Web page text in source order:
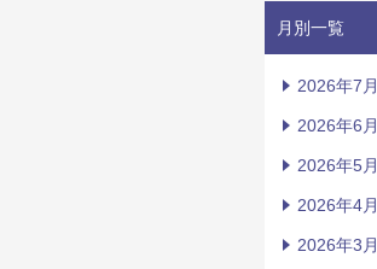
月別一覧
2026年7月
2026年6月
2026年5月
2026年4月
2026年3月